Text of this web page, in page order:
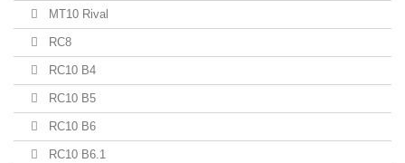
MT10 Rival
RC8
RC10 B4
RC10 B5
RC10 B6
RC10 B6.1